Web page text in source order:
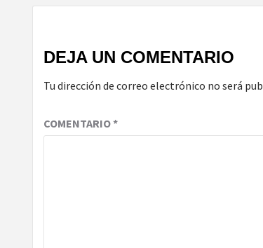
DEJA UN COMENTARIO
Tu dirección de correo electrónico no será
COMENTARIO*